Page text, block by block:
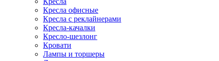
Кресла офисные
Кресла с реклайнерами
Кресла-качалки
Кресло-шезлонг
Кровати
Лампы и торшеры